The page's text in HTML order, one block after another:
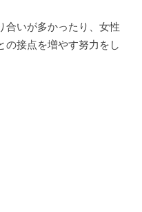
合いが多かったり、女性
接点を増やす努力をし